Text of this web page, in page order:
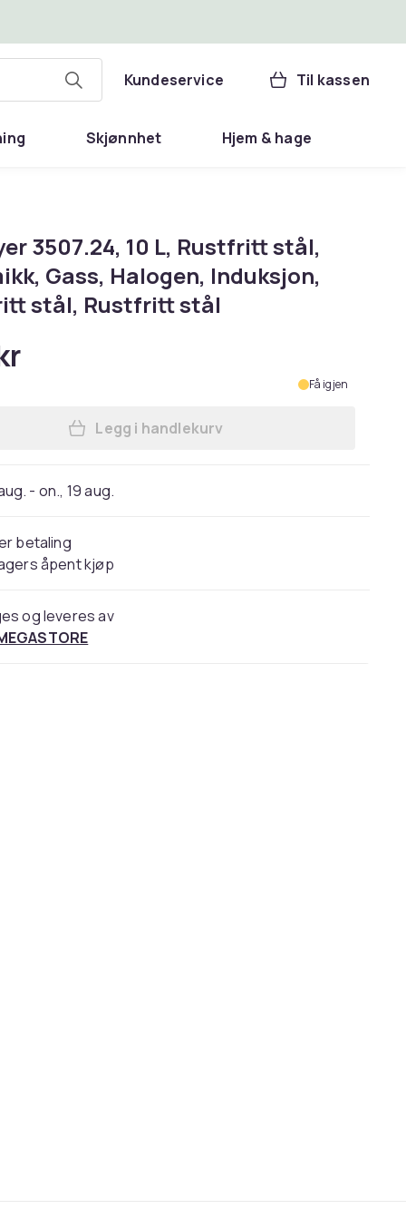
Kundeservice Til kassen
Skjønnhet Hjem & hage
3507.24, 10 L, Rustfritt stål,
Gass, Halogen, Induksjon,
stål, Rustfritt stål
Få igjen
Legg de Buyer 3507.24, 10 L,
Legg i handlekurv
- on., 19 aug.
betaling
åpent kjøp
og leveres av